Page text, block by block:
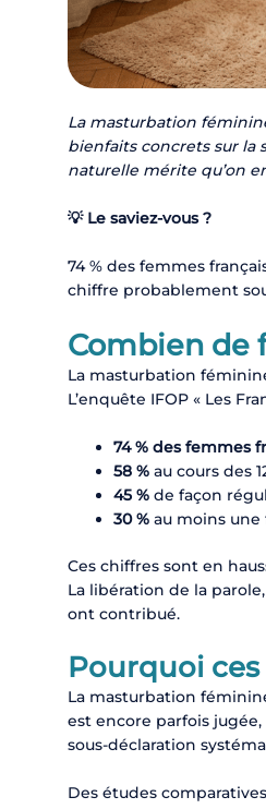
La masturbation
bienfaits concrets sur la
naturelle mérite qu’on
💡 Le saviez-vous ?
74 % des femmes
chiffre probablement
Combien de
La masturbation
L’enquête IFOP « Les
74 % des femmes
58 % au cours des
45 % de façon
30 % au moins une
Ces chiffres sont en
La libération de la
ont contribué.
Pourquoi
La masturbation
est encore parfois
sous-déclaration
Des études